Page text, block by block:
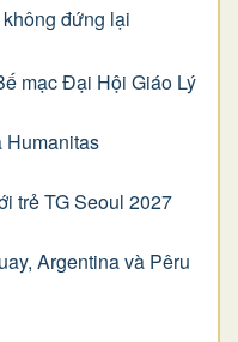
đứng lại
mạc Đại Hội Giáo Lý
Humanitas
trẻ TG Seoul 2027
Argentina và Pêru